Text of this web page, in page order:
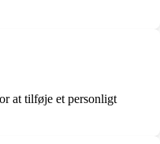
at tilføje et personligt